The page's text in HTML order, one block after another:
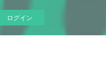
ログイン